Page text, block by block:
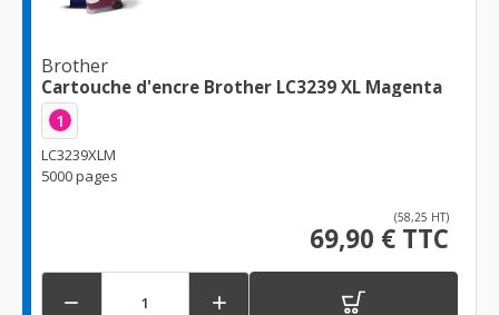
Brother
Cartouche d'encre Brother LC3239 XL Magenta
1
LC3239XLM
5000 pages
(58,25 HT)
69,90 € TTC
 